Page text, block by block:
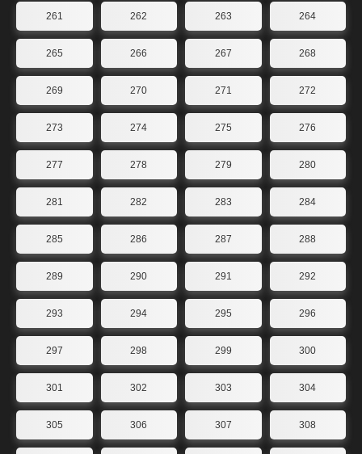
261 262 263 264
265 266 267 268
269 270 271 272
273 274 275 276
277 278 279 280
281 282 283 284
285 286 287 288
289 290 291 292
293 294 295 296
297 298 299 300
301 302 303 304
305 306 307 308